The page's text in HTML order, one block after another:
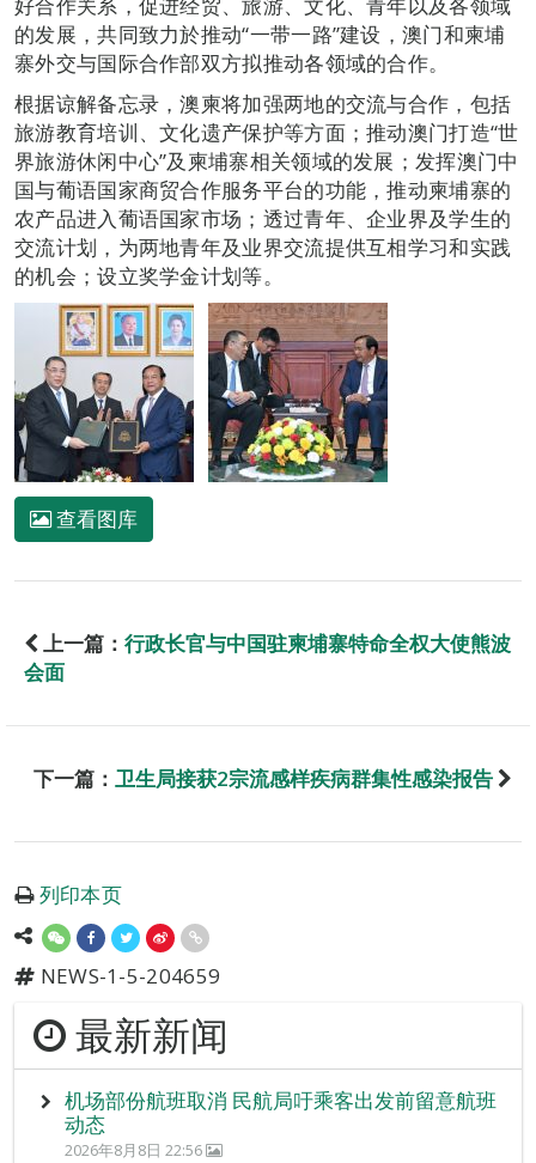
好合作关系，促进经贸、旅游、文化、青年以及各领域
的发展，共同致力於推动“一带一路”建设，澳门和柬埔
寨外交与国际合作部双方拟推动各领域的合作。
根据谅解备忘录，澳柬将加强两地的交流与合作，包括
旅游教育培训、文化遗产保护等方面；推动澳门打造“世
界旅游休闲中心”及柬埔寨相关领域的发展；发挥澳门中
国与葡语国家商贸合作服务平台的功能，推动柬埔寨的
农产品进入葡语国家市场；透过青年、企业界及学生的
交流计划，为两地青年及业界交流提供互相学习和实践
的机会；设立奖学金计划等。
查看图库
上一篇： 行政长官与中国驻柬埔寨特命全权大使熊波
会面
下一篇： 卫生局接获2宗流感样疾病群集性感染报告
列印本页
NEWS-1-5-204659
最新新闻
机场部份航班取消 民航局吁乘客出发前留意航班
动态
2026年8月8日 22:56